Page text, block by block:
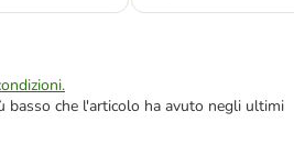
basso che l'articolo ha avuto negli ultimi